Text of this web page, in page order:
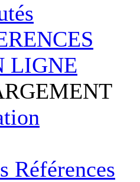
LIGNE
Références